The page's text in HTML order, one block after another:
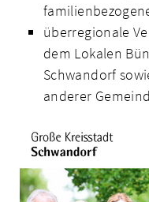
überregionale
dem Lokalen
Schwandorf
anderer